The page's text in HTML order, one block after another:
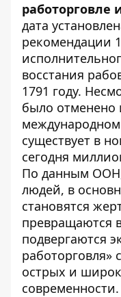
работорговле
дата
рекомендации
восстания
1791 году.
было отменено
существует в
сегодня
По данным
людей, в
становятся
превращаются
подвергаются
работорговля»
острых и
современности.